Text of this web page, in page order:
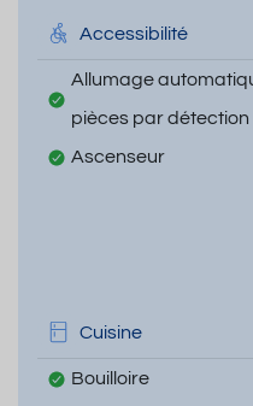
Accessibilité
Allumage
pièces par détection
Ascenseur
Cuisine
Bouilloire